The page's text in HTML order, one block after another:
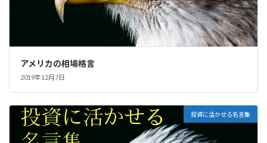
アメリカの相場格言
2019年12月7日
投資に活かせる名言集